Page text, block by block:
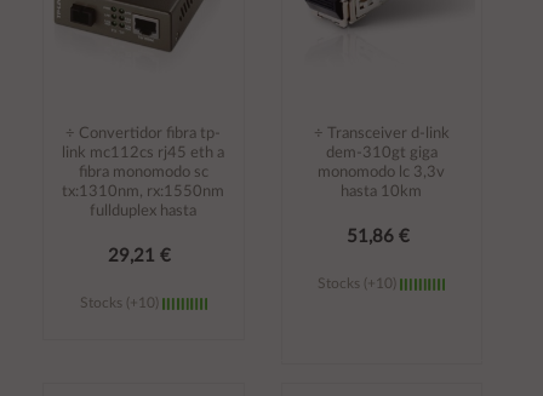
÷ Convertidor fibra tp-
link mc112cs rj45 eth a
fibra monomodo sc
tx:1310nm, rx:1550nm
fullduplex hasta
29,21 €
Stocks (+10)
÷ Transceiver d-link
dem-310gt giga
monomodo lc 3,3v
hasta 10km
51,86 €
Stocks (+10)